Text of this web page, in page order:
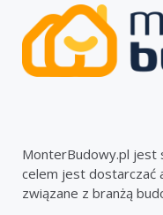
MonterBudowy.pl jest
celem jest dostarczać
związane z branżą